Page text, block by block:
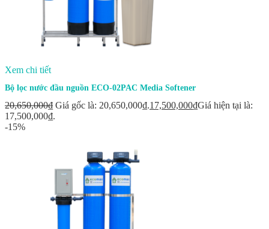
Xem chi tiết
Bộ lọc nước đầu nguồn ECO-02PAC Media Softener
20,650,000₫ Giá gốc là: 20,650,000₫.17,500,000₫Giá hiện tại là:
17,500,000₫.
-15%